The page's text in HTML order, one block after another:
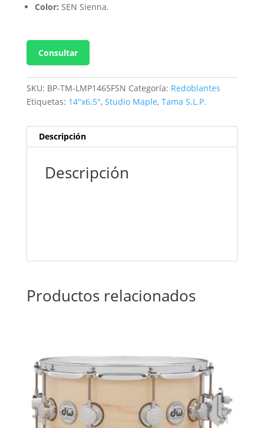
Color: SEN Sienna.
Consultar
SKU: BP-TM-LMP1465FSN Categoría: Redoblantes
Etiquetas: 14″x6.5″, Studio Maple, Tama S.L.P.
Descripción
Descripción
Productos relacionados